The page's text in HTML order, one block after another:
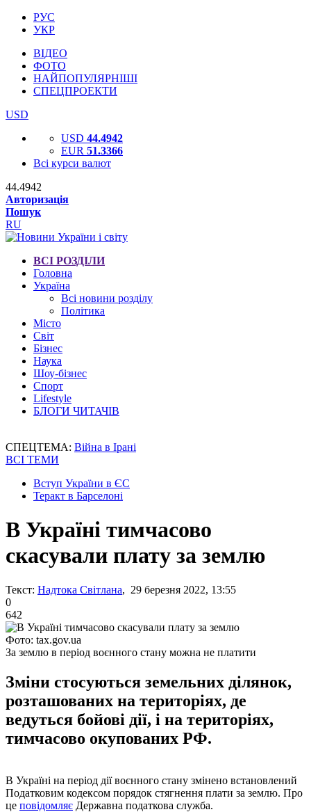
РУС
УКР
ВІДЕО
ФОТО
НАЙПОПУЛЯРНІШІ
СПЕЦПРОЕКТИ
USD
USD 44.4942
EUR 51.3366
Всі курси валют
44.4942
Авторизація
Пошук
RU
ВСІ РОЗДІЛИ
Головна
Україна
Всі новини розділу
Політика
Місто
Світ
Бізнес
Наука
Шоу-бізнес
Спорт
Lifestyle
БЛОГИ ЧИТАЧІВ
СПЕЦТЕМА: Війна в Ірані
ВСІ ТЕМИ
Вступ України в ЄС
Теракт в Барселоні
В Україні тимчасово
скасували плату за землю
Текст: Надтока Світлана, 29 березня 2022, 13:55
0
642
Фото: tax.gov.ua
За землю в період воєнного стану можна не платити
Зміни стосуються земельних ділянок,
розташованих на територіях, де
ведуться бойові дії, і на територіях,
тимчасово окупованих РФ.
В Україні на період дії воєнного стану змінено встановлений
Податковим кодексом порядок стягнення плати за землю. Про
це повідомляє Державна податкова служба.